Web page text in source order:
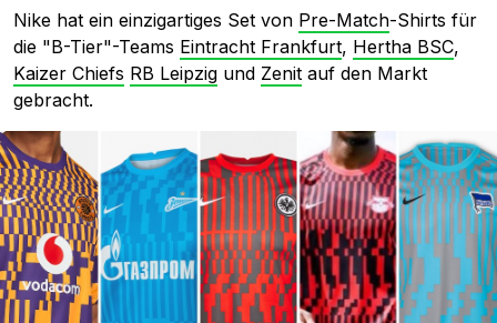
Nike hat ein einzigartiges Set von Pre-Match-Shirts für
die "B-Tier"-Teams Eintracht Frankfurt, Hertha BSC,
Kaizer Chiefs RB Leipzig und Zenit auf den Markt
gebracht.